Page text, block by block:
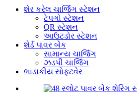
શેર કરેલ ચાર્જિંગ સ્ટેશન
ટેપગો સ્ટેશન
QR સ્ટેશન
આઉટડોર સ્ટેશન
શેર્ડ પાવર બેંક
સામાન્ય ચાર્જિંગ
ઝડપી ચાર્જિંગ
ભાડાકીય સોફ્ટવેર